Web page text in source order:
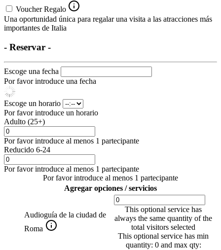
Voucher Regalo
Una oportunidad única para regalar una visita a las atracciones más
importantes de Italia
- Reservar -
Escoge una fecha
Por favor introduce una fecha
Escoge un horario
Por favor introduce un horario
Adulto (25+)
Por favor introduce al menos 1 partecipante
Reducido 6-24
Por favor introduce al menos 1 partecipante
Por favor introduce al menos 1 partecipante
Agregar opciones / servicios
Audioguía de la ciudad de
Roma
This optional service has
always the same quantity of the
total visitors selected
This optional service has min
quantity: 0 and max qty: